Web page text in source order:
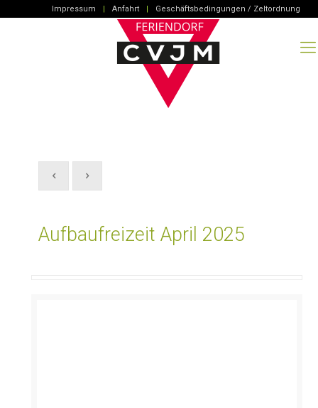
Impressum | Anfahrt | Geschäftsbedingungen / Zeltordnung
Aufbaufreizeit April 2025